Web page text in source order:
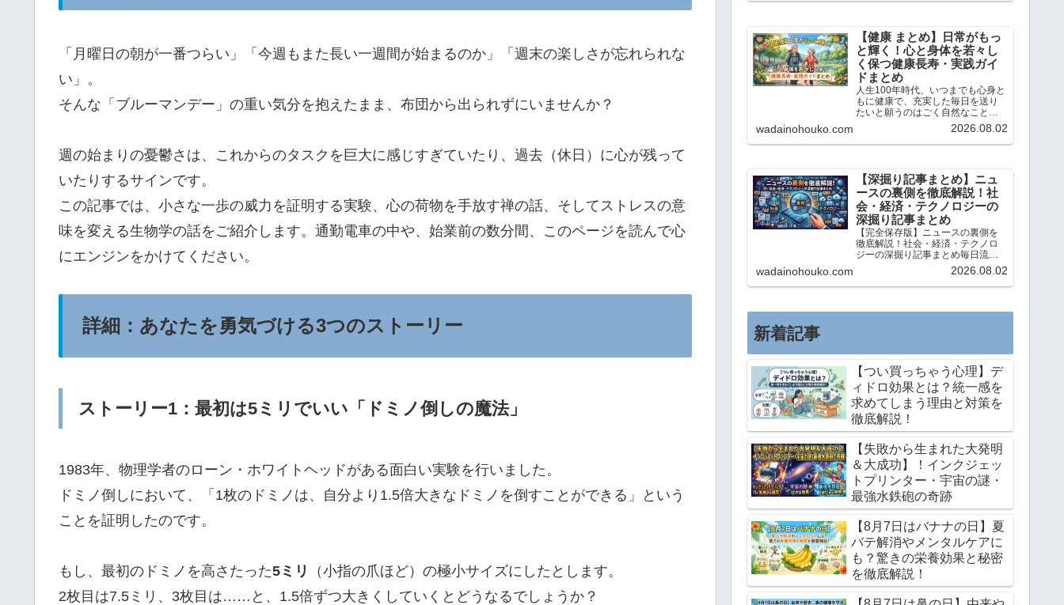
「月曜日の朝が一番つらい」「今週もまた長い一週間が始まるのか」「週末の楽しさが忘れられな
い」。
そんな「ブルーマンデー」の重い気分を抱えたまま、布団から出られずにいませんか？
週の始まりの憂鬱さは、これからのタスクを巨大に感じすぎていたり、過去（休日）に心が残って
いたりするサインです。
この記事では、小さな一歩の威力を証明する実験、心の荷物を手放す禅の話、そしてストレスの意
味を変える生物学の話をご紹介します。通勤電車の中や、始業前の数分間、このページを読んで心
にエンジンをかけてください。
詳細：あなたを勇気づける3つのストーリー
ストーリー1：最初は5ミリでいい「ドミノ倒しの魔法」
1983年、物理学者のローン・ホワイトヘッドがある面白い実験を行いました。
ドミノ倒しにおいて、「1枚のドミノは、自分より1.5倍大きなドミノを倒すことができる」という
ことを証明したのです。
もし、最初のドミノを高さたった5ミリ
（小指の爪ほど）の極小サイズにしたとします。
2枚目は7.5ミリ、3枚目は……と、1.5倍ずつ大きくしていくとどうなるでしょうか？
当ブログ「ちょっと気になる話題
か...
【健康 まとめ】日常がもっ
と輝く！心と身体を若々し
く保つ健康長寿・実践ガイ
ドまとめ
人生100年時代、いつまでも心身と
もに健康で、充実した毎日を送り
たいと願うのはごく自然なことで
す。こんにちは、「ちょっと気に
なる話題の宝庫」です。この記事
では、私が日々リサーチし、独自
wadainohouko.com 2026.08.02
【深掘り記事まとめ】ニュ
ースの裏側を徹底解説！社
会・経済・テクノロジーの
深掘り記事まとめ
【完全保存版】ニュースの裏側を
徹底解説！社会・経済・テクノロ
ジーの深掘り記事まとめ毎日流れ
てくるニュースの表面だけを追っ
ていては、社会の本当の姿は見え
てきません。こんにちは、「ちょ
この記事では、私が長年培ってき...
wadainohouko.com 2026.08.02
新着記事
【つい買っちゃう心理】デ
ィドロ効果とは？統一感を
求めてしまう理由と対策を
徹底解説！
【失敗から生まれた大発明
＆大成功】！インクジェッ
トプリンター・宇宙の謎・
最強水鉄砲の奇跡
【8月7日はバナナの日】夏
バテ解消やメンタルケアに
も？驚きの栄養効果と秘密
を徹底解説！